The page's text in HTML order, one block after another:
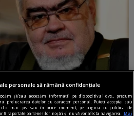
un președinte
electorală construită
personale să rămână confidențiale
și/sau accesăm informații pe dispozitivul dvs., precum
prelucrarea datelor cu caracter personal. Puteți accepta sau
clic mai jos sau în orice moment, pe pagina cu politica de
fi raportate partenerilor noștri și nu vă vor afecta navigarea.
Mai